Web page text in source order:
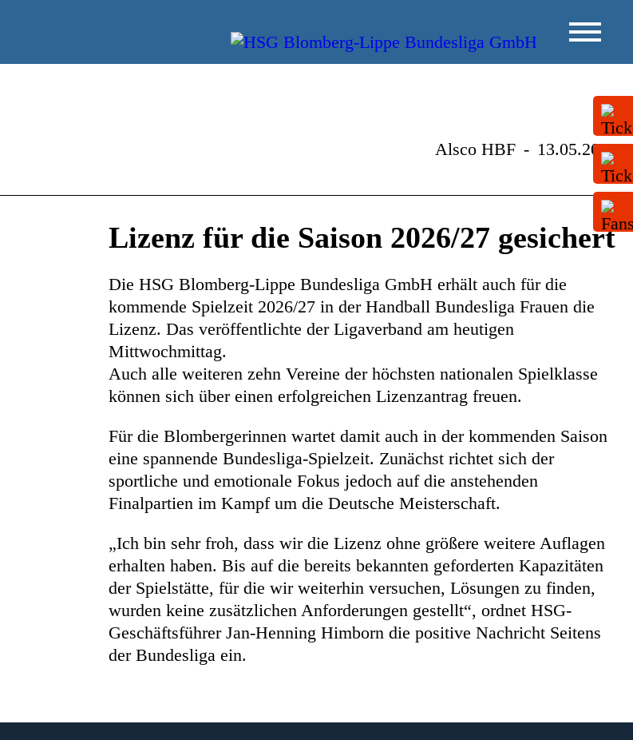
Alsco HBF - 13.05.2026
Lizenz für die Saison 2026/27 gesichert
Die HSG Blomberg-Lippe Bundesliga GmbH erhält auch für die
kommende Spielzeit 2026/27 in der Handball Bundesliga Frauen die
Lizenz. Das veröffentlichte der Ligaverband am heutigen
Mittwochmittag.
Auch alle weiteren zehn Vereine der höchsten nationalen Spielklasse
können sich über einen erfolgreichen Lizenzantrag freuen.
Für die Blombergerinnen wartet damit auch in der kommenden Saison
eine spannende Bundesliga-Spielzeit. Zunächst richtet sich der
sportliche und emotionale Fokus jedoch auf die anstehenden
Finalpartien im Kampf um die Deutsche Meisterschaft.
„Ich bin sehr froh, dass wir die Lizenz ohne größere weitere Auflagen
erhalten haben. Bis auf die bereits bekannten geforderten Kapazitäten
der Spielstätte, für die wir weiterhin versuchen, Lösungen zu finden,
wurden keine zusätzlichen Anforderungen gestellt“, ordnet HSG-
Geschäftsführer Jan-Henning Himborn die positive Nachricht Seitens
der Bundesliga ein.